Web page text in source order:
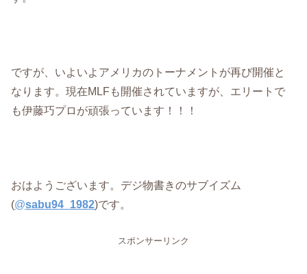
ですが、いよいよアメリカのトーナメントが再び開催と
なります。現在MLFも開催されていますが、エリートで
も伊藤巧プロが頑張っています！！！
おはようございます。デジ物書きのサブイズム
(@sabu94_1982)です。
スポンサーリンク